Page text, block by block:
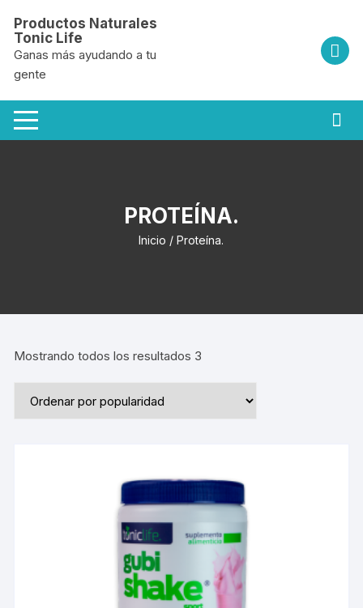
contenido
Productos Naturales
Tonic Life
Ganas más ayudando a tu
gente
PROTEÍNA.
Inicio / Proteína.
Mostrando todos los resultados 3